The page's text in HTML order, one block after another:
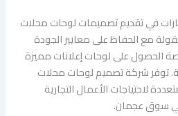
في تقديم تصميمات لوحات محلات
مع الحفاظ على معايير الجودة
الحصول على لوحات إعلانات مميزة
توفر شركة تصميم لوحات محلات
لاحتياجات الأعمال التجارية
في سوق عجمان.